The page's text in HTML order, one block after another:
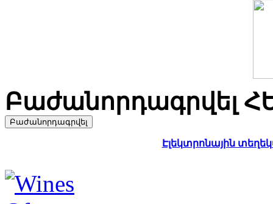
Բաժանորդագրվել
Էլեկտրոնային